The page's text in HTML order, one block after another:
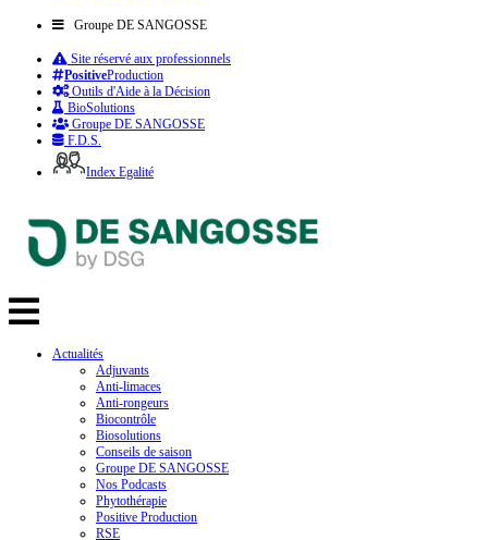
Groupe DE SANGOSSE
Site réservé aux professionnels
PositiveProduction
Outils d'Aide à la Décision
BioSolutions
Groupe DE SANGOSSE
F.D.S.
Index Egalité
Actualités
Adjuvants
Anti-limaces
Anti-rongeurs
Biocontrôle
Biosolutions
Conseils de saison
Groupe DE SANGOSSE
Nos Podcasts
Phytothérapie
Positive Production
RSE